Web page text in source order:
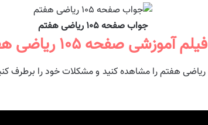
جواب صفحه ۱۰۵ ریاضی هفتم
فیلم آموزشی صفحه ۱۰۵ ریاضی هفتم
در ویدیو زیر می توانید توضیح و راه حل سوالات صفحه ۱۰۵ ریاضی هفتم را